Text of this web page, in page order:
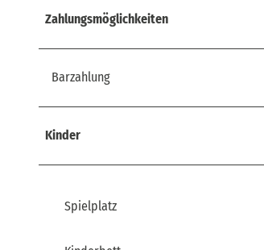
Zahlungsmöglichkeiten
Barzahlung
Kinder
Spielplatz